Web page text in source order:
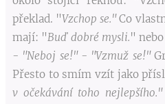
překlad. "Vzchop se."Co
mají: "Buď dobré mysli."
- "Neboj se!" - "Vzmuž se!"
Přesto to smím vzít jako
v očekávání toho nejlepšího."